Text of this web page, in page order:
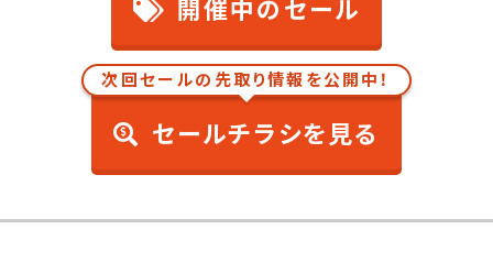
開催中のセール
次回セールの先取り情報を公開中！
セールチラシを見る